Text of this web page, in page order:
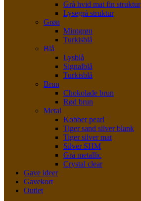
Grå hvid mat fin struktur
Lysegrå struktur
Grøn
Mintgrøn
Turkisblå
Blå
Lysblå
Signalblå
Turkisblå
Brun
Chokolade brun
Rød brun
Metal
Kobber pearl
Tiger sand silver blank
Tiger silver mat
Silver SHM
Grå metallic
Crystal clear
Gave ideer
Gavekort
Outlet